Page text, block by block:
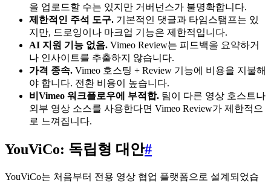
을 업로드할 수는 있지만 거버넌스가 불명확합니다.
제한적인 주석 도구. 기본적인 댓글과 타임스탬프는 있
지만, 드로잉이나 마크업 기능은 제한적입니다.
AI 지원 기능 없음. Vimeo Review는 피드백을 요약하거
나 인사이트를 추출하지 않습니다.
가격 종속. Vimeo 호스팅 + Review 기능에 비용을 지불해
야 합니다. 전환 비용이 높습니다.
비Vimeo 워크플로우에 부적합. 팀이 다른 영상 호스트나
외부 영상 소스를 사용한다면 Vimeo Review가 제한적으
로 느껴집니다.
YouViCo: 독립형 대안#
YouViCo는 처음부터 전용 영상 협업 플랫폼으로 설계되었습